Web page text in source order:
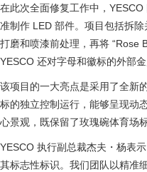
在此次全面修复工作中，
准制作 LED 部件。项目包括拆
打磨和喷漆前处理，再将 “Rose
YESCO 还对字母和徽标的外部
该项目的一大亮点是采用了全新
标的独立控制运行，能够呈现动
心景观，既保留了玫瑰碗体育场
YESCO 执行副总裁杰夫・杨表
其标志性标识。我们团队以精准